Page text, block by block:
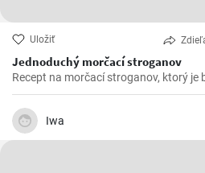
Uložiť
Jednoduchý morčací stroganov
Recept na morčací stroganov, ktorý je
Iwa